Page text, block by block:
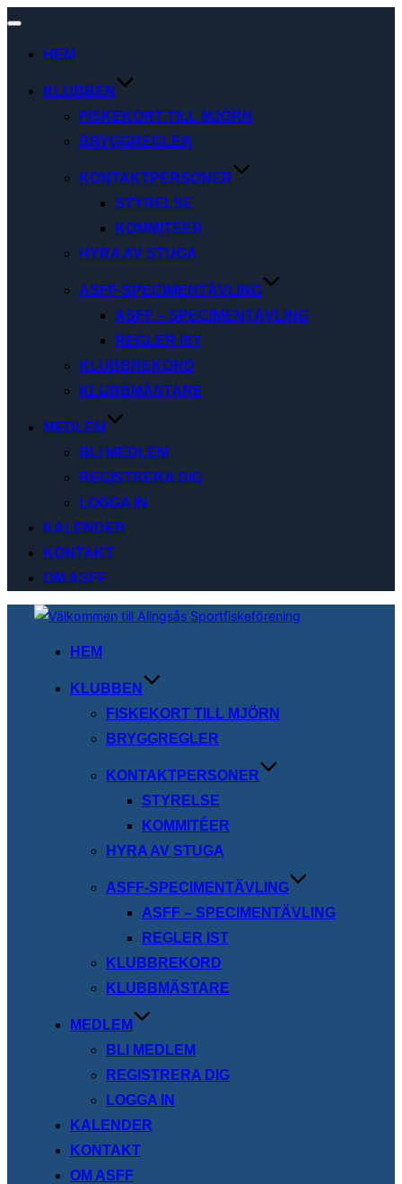
Slå
navigering
HEM
KLUBBEN
FISKEKORT TILL MJÖRN
BRYGGREGLER
KONTAKTPERSONER
STYRELSE
KOMMITÉER
HYRA AV STUGA
ASFF-SPECIMENTÄVLING
ASFF – SPECIMENTÄVLING
REGLER IST
KLUBBREKORD
KLUBBMÄSTARE
MEDLEM
BLI MEDLEM
REGISTRERA DIG
LOGGA IN
KALENDER
KONTAKT
OM ASFF
Hoppa
HEM
KLUBBEN
FISKEKORT TILL MJÖRN
BRYGGREGLER
KONTAKTPERSONER
STYRELSE
KOMMITÉER
HYRA AV STUGA
ASFF-SPECIMENTÄVLING
ASFF – SPECIMENTÄVLING
REGLER IST
KLUBBREKORD
KLUBBMÄSTARE
MEDLEM
BLI MEDLEM
REGISTRERA DIG
LOGGA IN
KALENDER
KONTAKT
OM ASFF